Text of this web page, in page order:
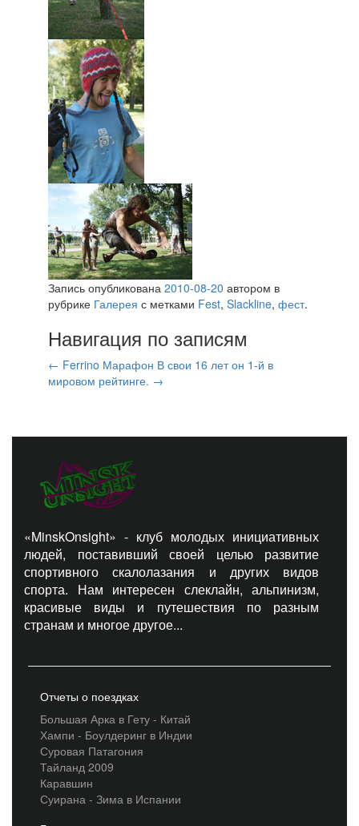
Запись опубликована 2010-08-20 автором в
рубрике Галерея с метками Fest, Slackline, фест.
Навигация по записям
← Ferrino Марафон В свои 16 лет он 1-й в
мировом рейтинге. →
«MinskOnsight» - клуб молодых инициативных
людей, поставивший своей целью развитие
спортивного скалолазания и других видов
спорта. Нам интересен слеклайн, альпинизм,
красивые виды и путешествия по разным
странам и многое другое...
Отчеты о поездках
Большая Арка в Гету - Китай
Хампи - Боулдеринг в Индии
Суровая Патагония
Тайланд 2009
Каравшин
Суирана - Зима в Испании